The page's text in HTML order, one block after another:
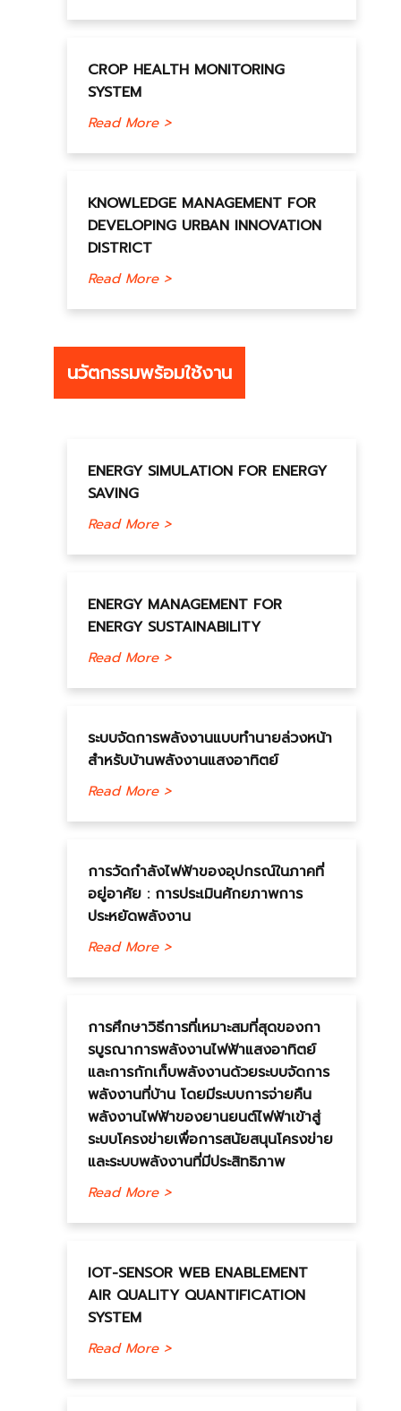
CROP HEALTH MONITORING
SYSTEM
Read More >
KNOWLEDGE MANAGEMENT FOR
DEVELOPING URBAN INNOVATION
DISTRICT
Read More >
นวัตกรรมพร้อมใช้งาน
ENERGY SIMULATION FOR ENERGY
SAVING
Read More >
ENERGY MANAGEMENT FOR
ENERGY SUSTAINABILITY
Read More >
ระบบจัดการพลังงานแบบทำนายล่วงหน้า
สำหรับบ้านพลังงานแสงอาทิตย์
Read More >
การวัดกำลังไฟฟ้าของอุปกรณ์ในภาคที่
อยู่อาศัย : การประเมินศักยภาพการ
ประหยัดพลังงาน
Read More >
การศึกษาวิธีการที่เหมาะสมที่สุดของกา
รบูรณาการพลังงานไฟฟ้าแสงอาทิตย์
และการกักเก็บพลังงานด้วยระบบจัดการ
พลังงานที่บ้าน โดยมีระบบการจ่ายคืน
พลังงานไฟฟ้าของยานยนต์ไฟฟ้าเข้าสู่
ระบบโครงข่ายเพื่อการสนัยสนุนโครงข่าย
และระบบพลังงานที่มีประสิทธิภาพ
Read More >
IOT-SENSOR WEB ENABLEMENT
AIR QUALITY QUANTIFICATION
SYSTEM
Read More >